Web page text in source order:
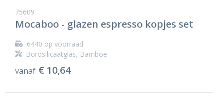
75609
Mocaboo - glazen espresso kopjes set
6440 op voorraad
Borosilicaatglas, Bamboe
vanaf € 10,64